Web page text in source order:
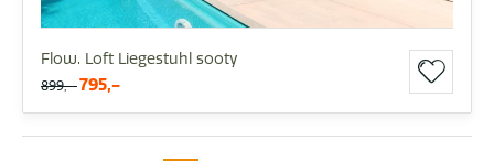
Flow. Loft Liegestuhl sooty
899,- 795,-